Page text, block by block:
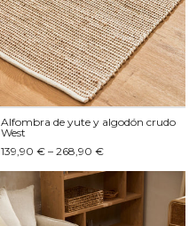
Alfombra de yute y algodón crudo
West
139,90 € – 268,90 €